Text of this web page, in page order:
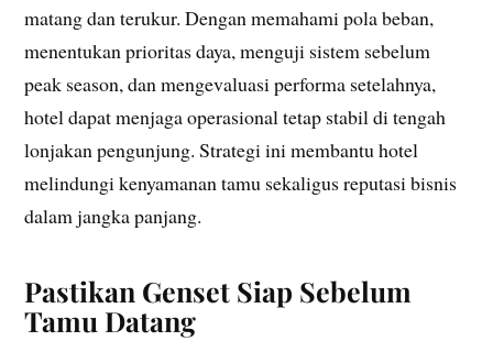
matang dan terukur. Dengan memahami pola beban,
menentukan prioritas daya, menguji sistem sebelum
peak season, dan mengevaluasi performa setelahnya,
hotel dapat menjaga operasional tetap stabil di tengah
lonjakan pengunjung. Strategi ini membantu hotel
melindungi kenyamanan tamu sekaligus reputasi bisnis
dalam jangka panjang.
Pastikan Genset Siap Sebelum
Tamu Datang